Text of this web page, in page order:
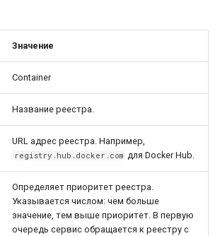
Значение
Container
Название реестра.
URL адрес реестра. Например,
registry.hub.docker.com для Docker Hub.
Определяет приоритет реестра.
Указывается числом: чем больше
значение, тем выше приоритет. В первую
очередь сервис обращается к реестру с